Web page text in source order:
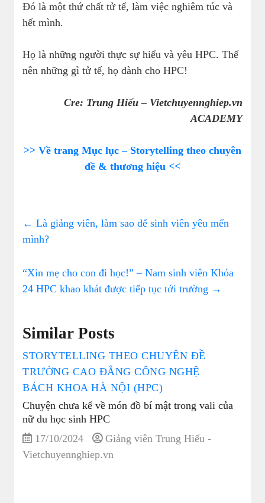
Đó là một thứ chất tử tế, làm việc nghiêm túc và
hết mình.
Họ là những người thực sự hiểu và yêu HPC. Thế
nên những gì tử tế, họ dành cho HPC!
Cre: Trung Hiếu – Vietchuyennghiep.vn
ACADEMY
>> Về trang Mục lục – Storytelling theo chuyên
đề & thương hiệu <<
← Là giảng viên, làm sao để sinh viên yêu mến
mình?
“Xin mẹ cho con đi học!” – Nam sinh viên Khóa
24 HPC khao khát được tiếp tục tới trường →
Similar Posts
STORYTELLING THEO CHUYÊN ĐỀ
TRƯỜNG CAO ĐẲNG CÔNG NGHỆ
BÁCH KHOA HÀ NỘI (HPC)
Chuyện chưa kể về món đồ bí mật trong vali của
nữ du học sinh HPC
17/10/2024
Giảng viên Trung Hiếu -
Vietchuyennghiep.vn